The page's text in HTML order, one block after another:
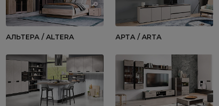
АЛЬТЕРА / ALTERA АРТА / ARTA